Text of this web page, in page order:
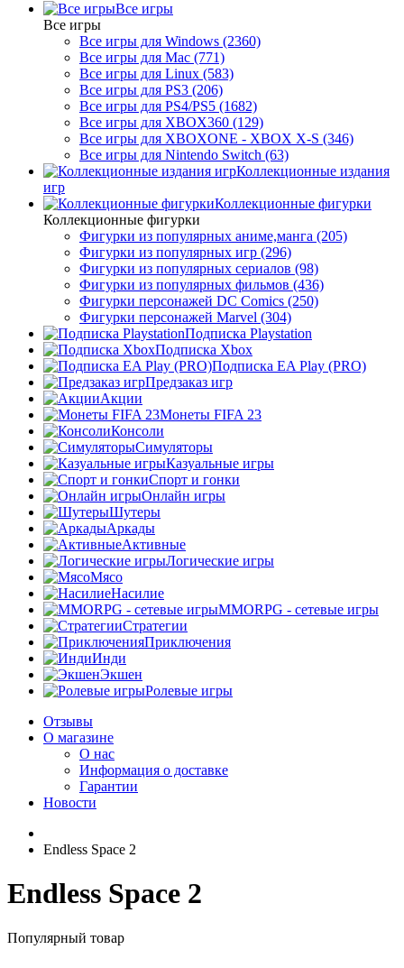
Все игры
Все игры
Все игры для Windows (2360)
Все игры для Mac (771)
Все игры для Linux (583)
Все игры для PS3 (206)
Все игры для PS4/PS5 (1682)
Все игры для XBOX360 (129)
Все игры для XBOXONE - XBOX X-S (346)
Все игры для Nintendo Switch (63)
Коллекционные издания
игр
Коллекционные фигурки
Коллекционные фигурки
Фигурки из популярных аниме,манга (205)
Фигурки из популярных игр (296)
Фигурки из популярных сериалов (98)
Фигурки из популярных фильмов (436)
Фигурки персонажей DC Comics (250)
Фигурки персонажей Marvel (304)
Подписка Playstation
Подписка Xbox
Подписка EA Play (PRO)
Предзаказ игр
Акции
Монеты FIFA 23
Консоли
Симуляторы
Казуальные игры
Спорт и гонки
Онлайн игры
Шутеры
Аркады
Активные
Логические игры
Мясо
Насилие
MMORPG - сетевые игры
Стратегии
Приключения
Инди
Экшен
Ролевые игры
Отзывы
О магазине
О нас
Информация о доставке
Гарантии
Новости
Endless Space 2
Endless Space 2
Популярный товар